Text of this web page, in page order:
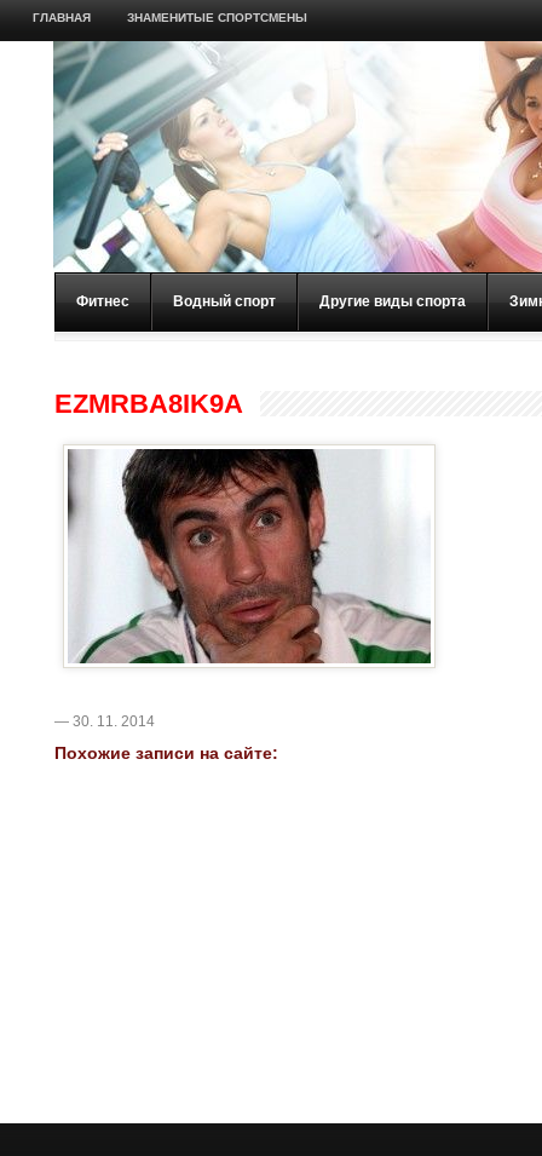
ГЛАВНАЯ ЗНАМЕНИТЫЕ СПОРТСМЕНЫ
Фитнес Водный спорт Другие виды спорта
EZMRBA8IK9A
— 30. 11. 2014
Похожие записи на сайте: